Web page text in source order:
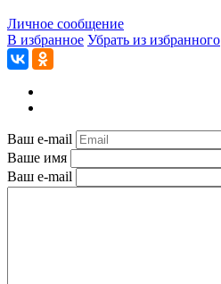
Личное сообщение
В избранное Убрать из избранного
Ваш e-mail
Ваше имя
Ваш e-mail